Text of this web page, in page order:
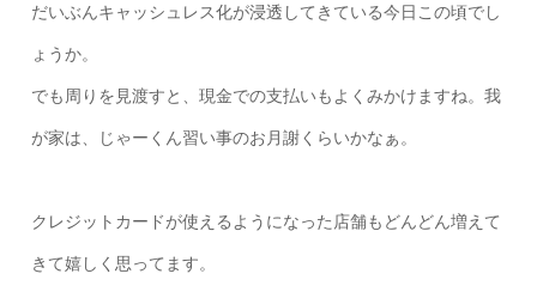
だいぶんキャッシュレス化が浸透してきている今日この頃でし
ょうか。
でも周りを見渡すと、現金での支払いもよくみかけますね。我
が家は、じゃーくん習い事のお月謝くらいかなぁ。
クレジットカードが使えるようになった店舗もどんどん増えて
きて嬉しく思ってます。